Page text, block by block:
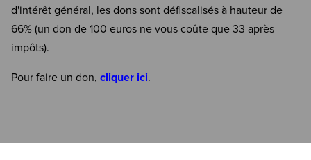
d'intérêt général, les dons sont défiscalisés à hauteur de
66% (un don de 100 euros ne vous coûte que 33 après
impôts).
Pour faire un don, cliquer ici.